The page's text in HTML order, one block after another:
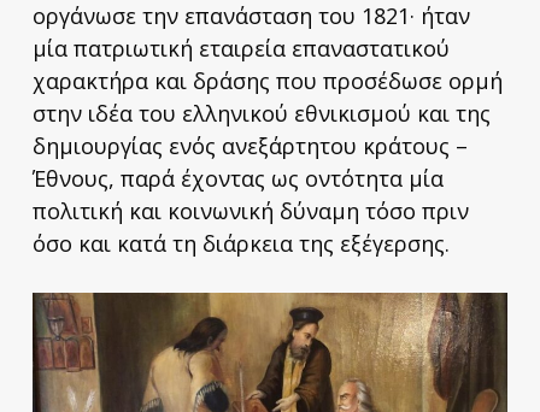
οργάνωσε την επανάσταση του 1821· ήταν
μία πατριωτική εταιρεία επαναστατικού
χαρακτήρα και δράσης που προσέδωσε ορμή
στην ιδέα του ελληνικού εθνικισμού και της
δημιουργίας ενός ανεξάρτητου κράτους –
Έθνους, παρά έχοντας ως οντότητα μία
πολιτική και κοινωνική δύναμη τόσο πριν
όσο και κατά τη διάρκεια της εξέγερσης.